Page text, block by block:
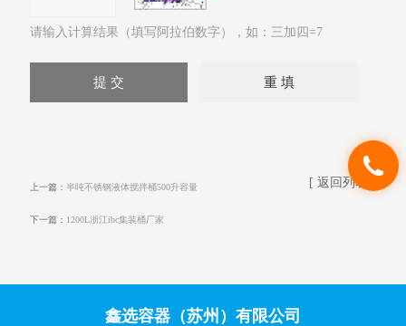
请输入计算结果（填写阿拉伯数字），如：三加四=7
上一篇： 半吨不锈钢液体搅拌桶500升容量
下一篇： 1200L浙江ibc集装桶厂家
[ 返回列表 ]
鑫选容器（苏州）有限公司